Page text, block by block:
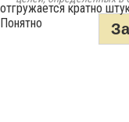
отгружается кратно
Понятно